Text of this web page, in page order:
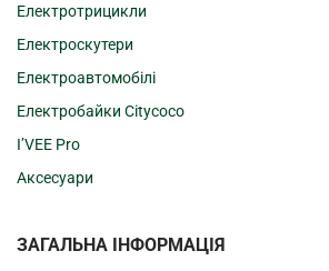
Електротрицикли
Електроскутери
Електроавтомобілі
Електробайки Citycoco
I’VEE Pro
Аксесуари
ЗАГАЛЬНА ІНФОРМАЦІЯ